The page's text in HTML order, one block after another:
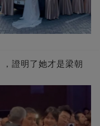
證明了她才是梁朝